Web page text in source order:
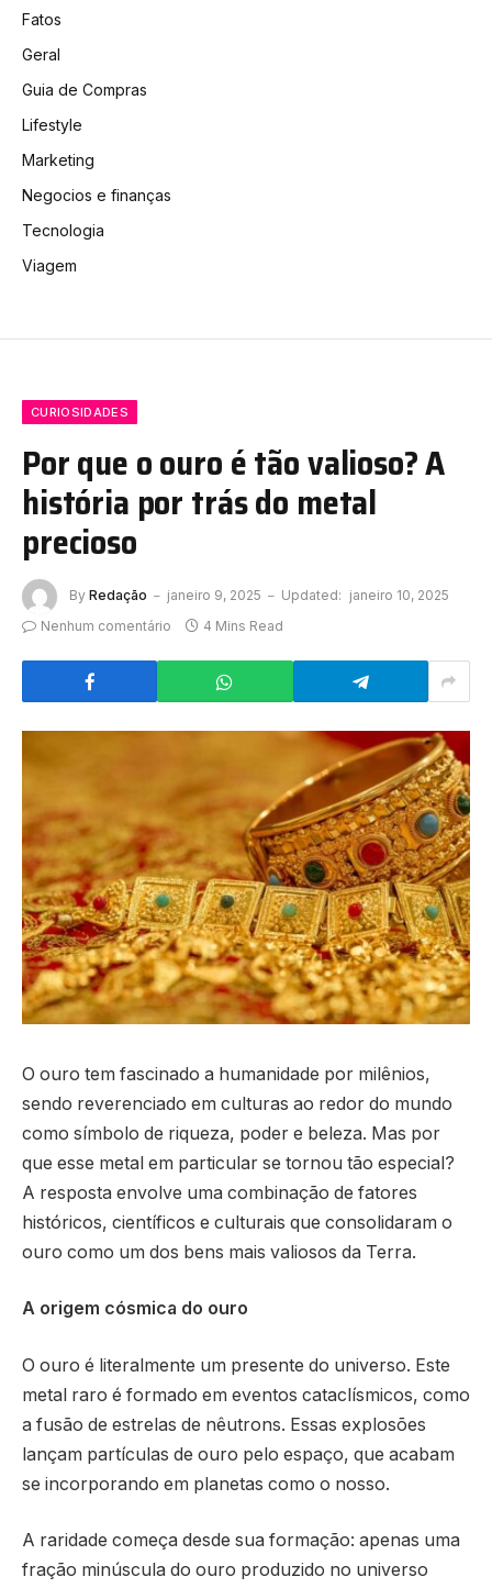
Fatos
Geral
Guia de Compras
Lifestyle
Marketing
Negocios e finanças
Tecnologia
Viagem
CURIOSIDADES
Por que o ouro é tão valioso? A
história por trás do metal
precioso
By Redação janeiro 9, 2025 Updated: janeiro 10, 2025
Nenhum comentário
4 Mins Read
O ouro tem fascinado a humanidade por milênios,
sendo reverenciado em culturas ao redor do mundo
como símbolo de riqueza, poder e beleza. Mas por
que esse metal em particular se tornou tão especial?
A resposta envolve uma combinação de fatores
históricos, científicos e culturais que consolidaram o
ouro como um dos bens mais valiosos da Terra.
A origem cósmica do ouro
O ouro é literalmente um presente do universo. Este
metal raro é formado em eventos cataclísmicos, como
a fusão de estrelas de nêutrons. Essas explosões
lançam partículas de ouro pelo espaço, que acabam
se incorporando em planetas como o nosso.
A raridade começa desde sua formação: apenas uma
fração minúscula do ouro produzido no universo